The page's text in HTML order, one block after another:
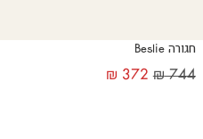
חגורה Beslie
₪744
₪ 372